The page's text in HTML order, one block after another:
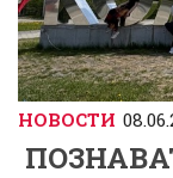
НОВОСТИ